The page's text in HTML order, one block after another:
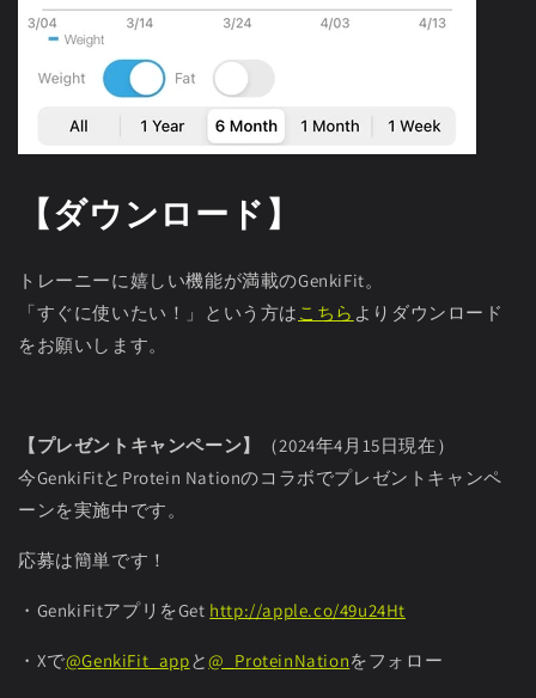
【ダウンロード】
トレーニーに嬉しい機能が満載のGenkiFit。
「すぐに使いたい！」という方は こちら よりダウンロード
をお願いします。
【プレゼントキャンペーン】
（2024年4月15日現在）
今GenkiFitとProtein Nationのコラボでプレゼントキャンペ
ーンを実施中です。
応募は簡単です！
・GenkiFitアプリをGet http://apple.co/49u24Ht
・Xで@GenkiFit_appと@_ProteinNationをフォロー